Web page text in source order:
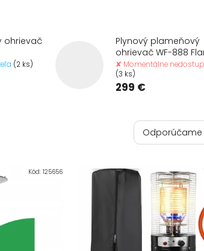
ohrievač
(2 ks)
Plynový plameňový
ohrievač WF-888
✘ Momentálne
(3 ks)
299 €
R
d
n
p
Odporúčame
Najdrahšie
Abecedne
Kód: 125656